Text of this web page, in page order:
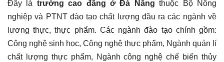
Đây là trường cao đẳng ở Đà Nẵngthuộc Bộ Nông
nghiệp và PTNT đào tạo chất lượng đầu ra các ngành về
lương thực, thực phẩm. Các ngành đào tạo chính gồm:
Công nghệ sinh học, Công nghệ thực phẩm, Ngành quản lí
chất lượng thực phẩm, Ngành công nghệ chế biến thủy